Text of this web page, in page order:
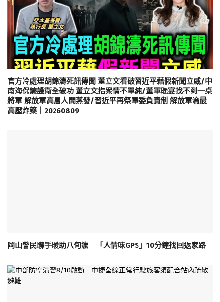
官方冷處理胡錦濤死訊傳聞 董立文看破習近平藉假新聞立威/中
南海保鑣護衛全破功 董立文指案情不單純/董軍晚宴找不到一桌
將軍 解放軍高層人間蒸發/習近平再祭軍委負責制 解放軍淪最
高壓炸藥｜20260809
岡山警民聯手暖助八旬嬤 「人情味GPS」10分鐘找回返家路